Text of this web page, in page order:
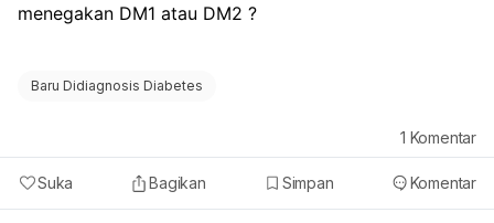
menegakan DM1 atau DM2 ?
Baru Didiagnosis Diabetes
Suka Bagikan Simpan Komentar
1 Komentar